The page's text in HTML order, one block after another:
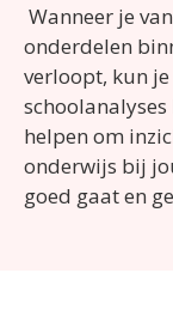
Wanneer je
onderdelen
verloopt, kun
schoolanalyses
helpen om
onderwijs bij
goed gaat en